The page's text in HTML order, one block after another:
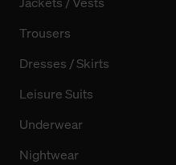
Trousers
Dresses / Skirts
Leisure Suits
Underwear
Nightwear